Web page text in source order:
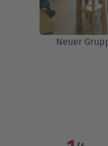
Neuer